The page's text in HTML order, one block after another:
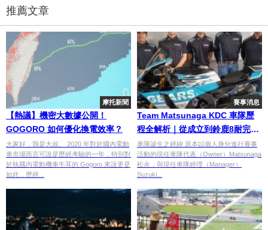
推薦文章
摩托新聞
【熱議】機密大數據公開！
GOGORO 如何優化換電效率？
大家好，我是大叔。 2020 年對於國內電動
車市場而言可說是歷經考驗的一年，特別對
於執國內電動機車牛耳的 Gogoro 來說更是
如此，歷經...
賽事消息
Team Matsunaga KDC 車隊歷
程全解析｜從成立到鈴鹿8耐完賽
及未來發展
車隊誕生之經緯 原本以個人身分進行賽事
活動的現任車隊代表（Owner）Matsunaga
松永，與現任車隊經理（Manager）
Suzuki...